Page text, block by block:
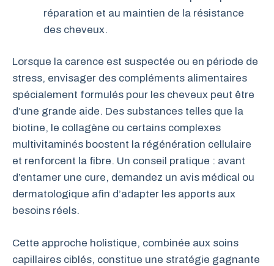
réparation et au maintien de la résistance
des cheveux.
Lorsque la carence est suspectée ou en période de
stress, envisager des compléments alimentaires
spécialement formulés pour les cheveux peut être
d’une grande aide. Des substances telles que la
biotine, le collagène ou certains complexes
multivitaminés boostent la régénération cellulaire
et renforcent la fibre. Un conseil pratique : avant
d’entamer une cure, demandez un avis médical ou
dermatologique afin d’adapter les apports aux
besoins réels.
Cette approche holistique, combinée aux soins
capillaires ciblés, constitue une stratégie gagnante